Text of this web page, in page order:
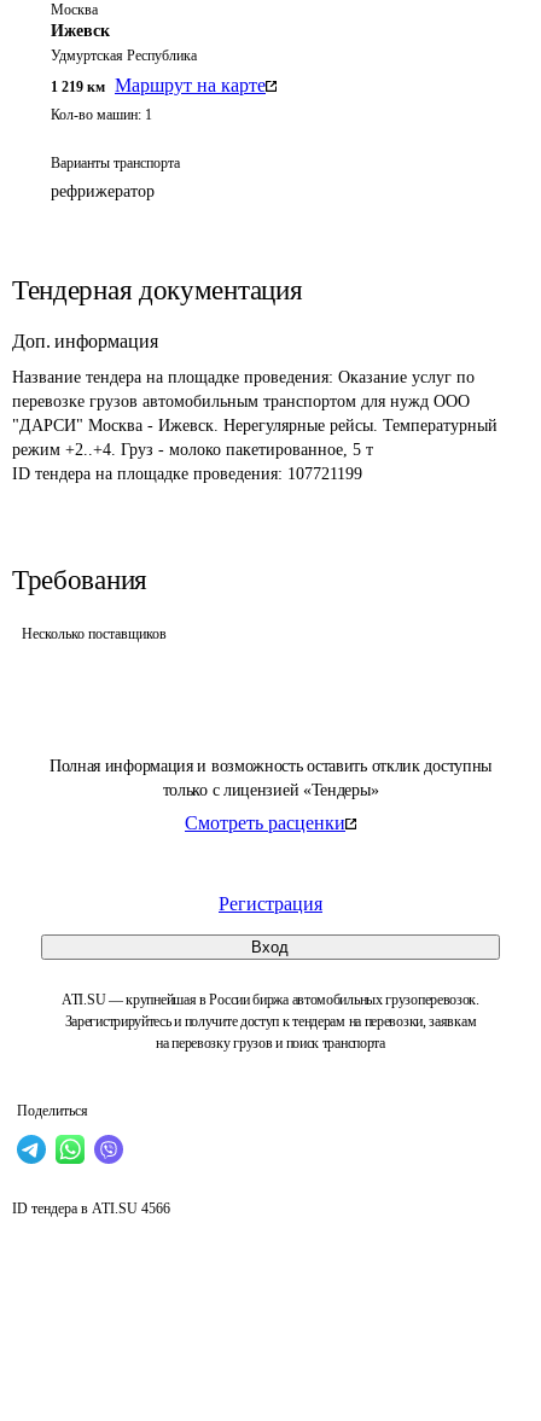
Полная информация и возможность оставить отклик доступны
только с лицензией «Тендеры»
Смотреть расценки
Регистрация
Вход
ATI.SU — крупнейшая в России биржа автомобильных грузоперевозок.
Зарегистрируйтесь и получите доступ к тендерам на перевозки, заявкам
на перевозку грузов и поиск транспорта
Поделиться
Москва
Ижевск
Удмуртская Республика
1 219 км Маршрут на карте
Кол-во машин: 1
Варианты транспорта
рефрижератор
Тендерная документация
Доп. информация
Название тендера на площадке проведения: Оказание услуг по
перевозке грузов автомобильным транспортом для нужд ООО
"ДАРСИ" Москва - Ижевск. Нерегулярные рейсы. Температурный
режим +2..+4. Груз - молоко пакетированное, 5 т
ID тендера на площадке проведения: 107721199
Требования
Несколько поставщиков
ID тендера в ATI.SU 4566